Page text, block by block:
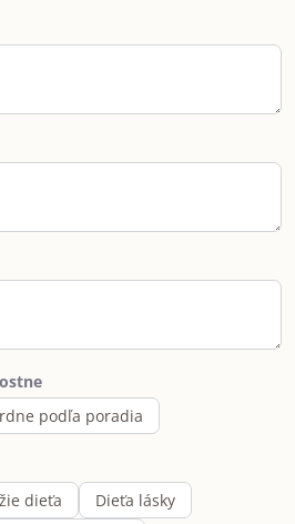
podľa poradia
dieťa
Dieťa lásky